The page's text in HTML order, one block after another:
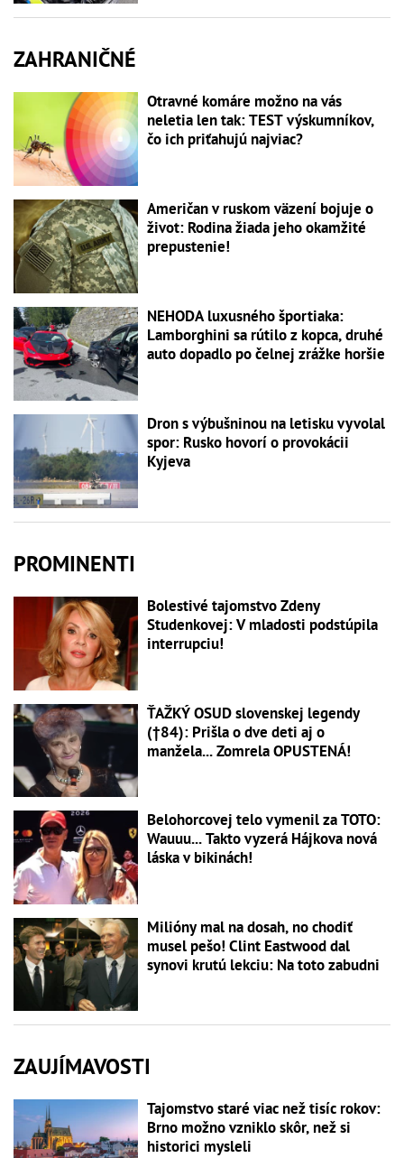
ZAHRANIČNÉ
Otravné komáre možno na vás
neletia len tak: TEST výskumníkov,
čo ich priťahujú najviac?
Američan v ruskom väzení bojuje o
život: Rodina žiada jeho okamžité
prepustenie!
NEHODA luxusného športiaka:
Lamborghini sa rútilo z kopca, druhé
auto dopadlo po čelnej zrážke horšie
Dron s výbušninou na letisku vyvolal
spor: Rusko hovorí o provokácii
Kyjeva
PROMINENTI
Bolestivé tajomstvo Zdeny
Studenkovej: V mladosti podstúpila
interrupciu!
ŤAŽKÝ OSUD slovenskej legendy
(†84): Prišla o dve deti aj o
manžela... Zomrela OPUSTENÁ!
Belohorcovej telo vymenil za TOTO:
Wauuu... Takto vyzerá Hájkova nová
láska v bikinách!
Milióny mal na dosah, no chodiť
musel pešo! Clint Eastwood dal
synovi krutú lekciu: Na toto zabudni
ZAUJÍMAVOSTI
Tajomstvo staré viac než tisíc rokov:
Brno možno vzniklo skôr, než si
historici mysleli